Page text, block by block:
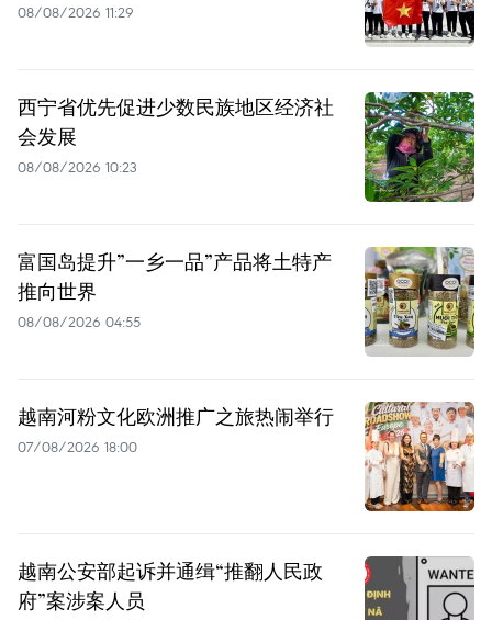
08/08/2026 11:29
西宁省优先促进少数民族地区经济社
会发展
08/08/2026 10:23
富国岛提升”一乡一品”产品将土特产
推向世界
08/08/2026 04:55
越南河粉文化欧洲推广之旅热闹举行
07/08/2026 18:00
越南公安部起诉并通缉“推翻人民政
府”案涉案人员